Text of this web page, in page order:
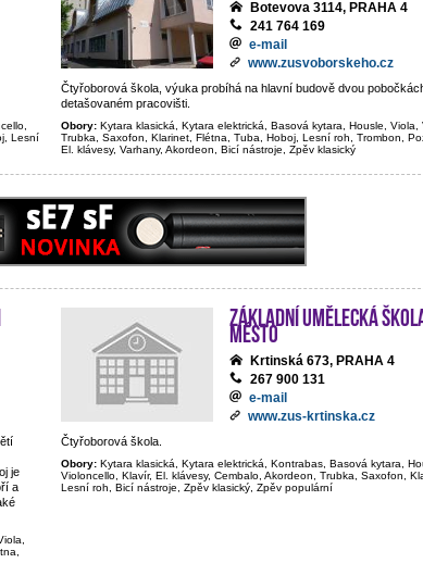
Lesní
Botevova 3114, PRAHA 4
241 764 169
e-mail
www.zusvoborskeho.cz
Čtyřoborová škola, výuka probíhá na hlavní budově dvou
detašovaném pracovišti.
Obory: Kytara klasická, Kytara elektrická, Basová kytara, Housle, Viola,
Trubka, Saxofon, Klarinet, Flétna, Tuba, Hoboj, Lesní roh, Trombon,
El. klávesy, Varhany, Akordeon, Bicí nástroje, Zpěv klasický
je
a
Základní umělecká
Město
Krtinská 673, PRAHA 4
267 900 131
e-mail
www.zus-krtinska.cz
Čtyřoborová škola.
Obory: Kytara klasická, Kytara elektrická, Kontrabas, Basová kytara,
Violoncello, Klavír, El. klávesy, Cembalo, Akordeon, Trubka, Saxofon,
Lesní roh, Bicí nástroje, Zpěv klasický, Zpěv populární